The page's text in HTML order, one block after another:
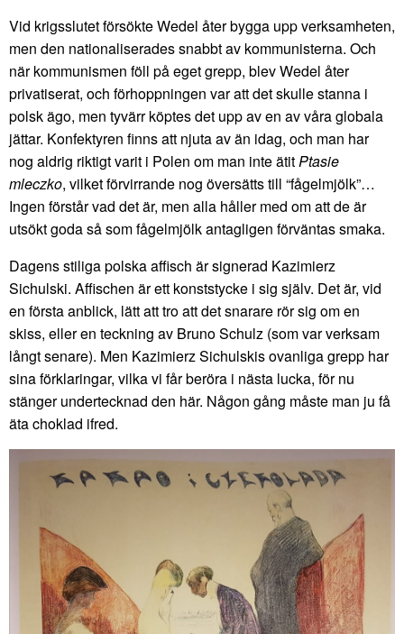
Vid krigsslutet försökte Wedel åter bygga upp verksamheten,
men den nationaliserades snabbt av kommunisterna. Och
när kommunismen föll på eget grepp, blev Wedel åter
privatiserat, och förhoppningen var att det skulle stanna i
polsk ägo, men tyvärr köptes det upp av en av våra globala
jättar. Konfektyren finns att njuta av än idag, och man har
nog aldrig riktigt varit i Polen om man inte ätitPtasie
mleczko, vilket förvirrande nog översätts till “fågelmjölk”…
Ingen förstår vad det är, men alla håller med om att de är
utsökt goda så som fågelmjölk antagligen förväntas smaka.
Dagens stiliga polska affisch är signerad Kazimierz
Sichulski. Affischen är ett konststycke i sig själv. Det är, vid
en första anblick, lätt att tro att det snarare rör sig om en
skiss, eller en teckning av Bruno Schulz (som var verksam
långt senare). Men Kazimierz Sichulskis ovanliga grepp har
sina förklaringar, vilka vi får beröra i nästa lucka, för nu
stänger undertecknad den här. Någon gång måste man ju få
äta choklad ifred.